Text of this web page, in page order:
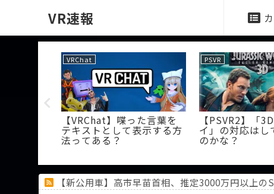
VR速報
ント合わせし
置で上手く合
ど個人差なん
PSVR
【PSVR2】結局どの「ヘッ
ドホン」がいいの？
PSVR
【PSVR2
て辞めた…
べきではな
【新公用車】高市早苗首相、推定3000万円以